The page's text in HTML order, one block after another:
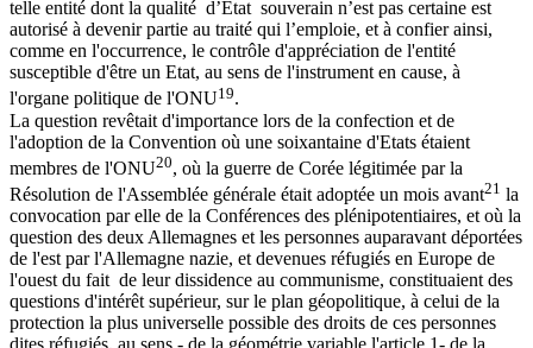
telle entité dont la qualité d’État souverain n’est pas certaine est
autorisé à devenir partie au traité qui l’emploie, et à confier ainsi,
comme en l'occurrence, le contrôle d'appréciation de l'entité
susceptible d'être un Etat, au sens de l'instrument en cause, à
l'organe politique de l'ONU19.
La question revêtait d'importance lors de la confection et de
l'adoption de la Convention où une soixantaine d'Etats étaient
membres de l'ONU20, où la guerre de Corée légitimée par la
Résolution de l'Assemblée générale était adoptée un mois avant21 la
convocation par elle de la Conférences des plénipotentiaires, et où la
question des deux Allemagnes et les personnes auparavant déportées
de l'est par l'Allemagne nazie, et devenues réfugiés en Europe de
l'ouest du fait de leur dissidence au communisme, constituaient des
questions d'intérêt supérieur, sur le plan géopolitique, à celui de la
protection la plus universelle possible des droits de ces personnes